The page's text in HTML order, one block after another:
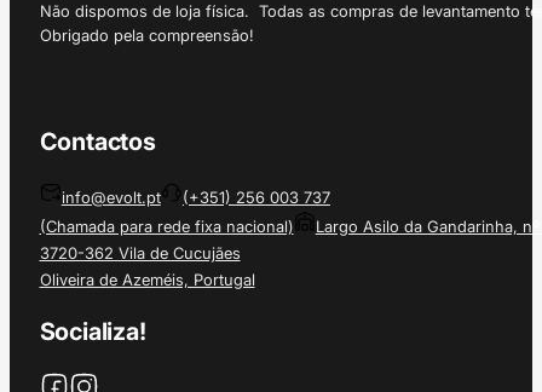
Não dispomos de loja física. Todas as compras de levantamento
Obrigado pela compreensão!
Contactos
info@evolt.pt
(+351) 256 003 737
(Chamada para rede fixa nacional)
Largo Asilo da Gandarinha, nº
3720-362 Vila de Cucujães
Oliveira de Azeméis, Portugal
Socializa!